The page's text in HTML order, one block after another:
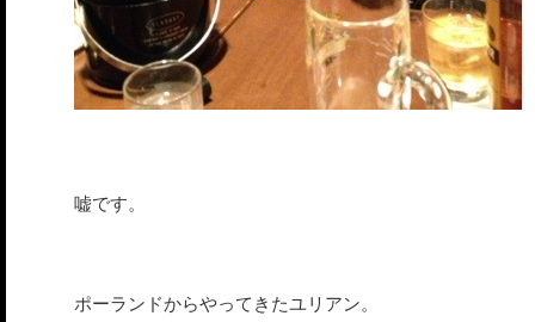
嘘です。
ポーランドからやってきたユリアン。